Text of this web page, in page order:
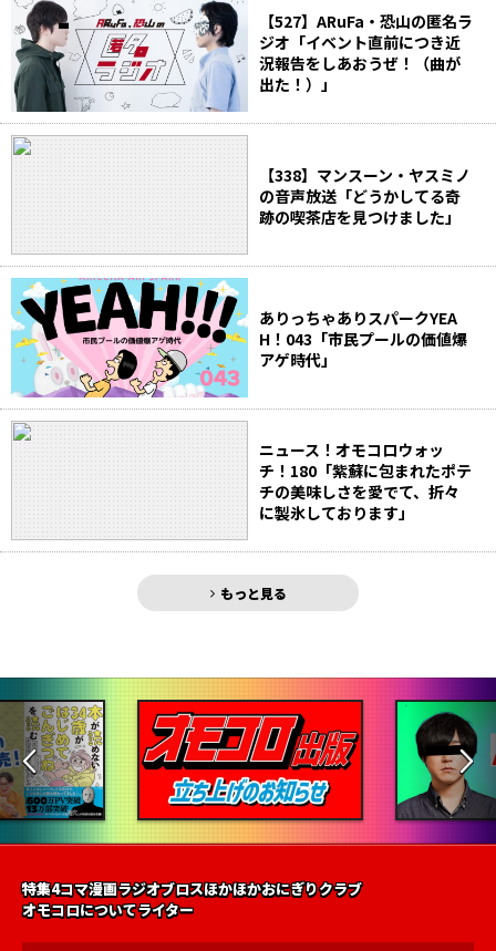
【527】ARuFa・恐山の匿名ラ
ジオ「イベント直前につき近
況報告をしあおうぜ！（曲が
出た！）」
【338】マンスーン・ヤスミノ
の音声放送「どうかしてる奇
跡の喫茶店を見つけました」
ありっちゃありスパークYEA
H！043「市民プールの価値爆
アゲ時代」
ニュース！オモコロウォッ
チ！180「紫蘇に包まれたポテ
チの美味しさを愛でて、折々
に製氷しております」
もっと見る
特集4コマ漫画ラジオブロスほかほかおにぎりクラブ
オモコロについてライター